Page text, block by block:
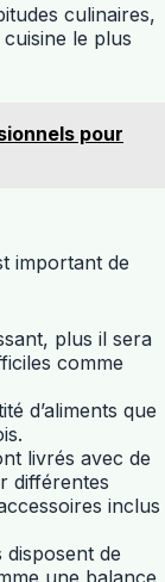
culinaires,
le plus
pour
important de
plus il sera
comme
d’aliments que
livrés avec de
différentes
inclus
de
une balance